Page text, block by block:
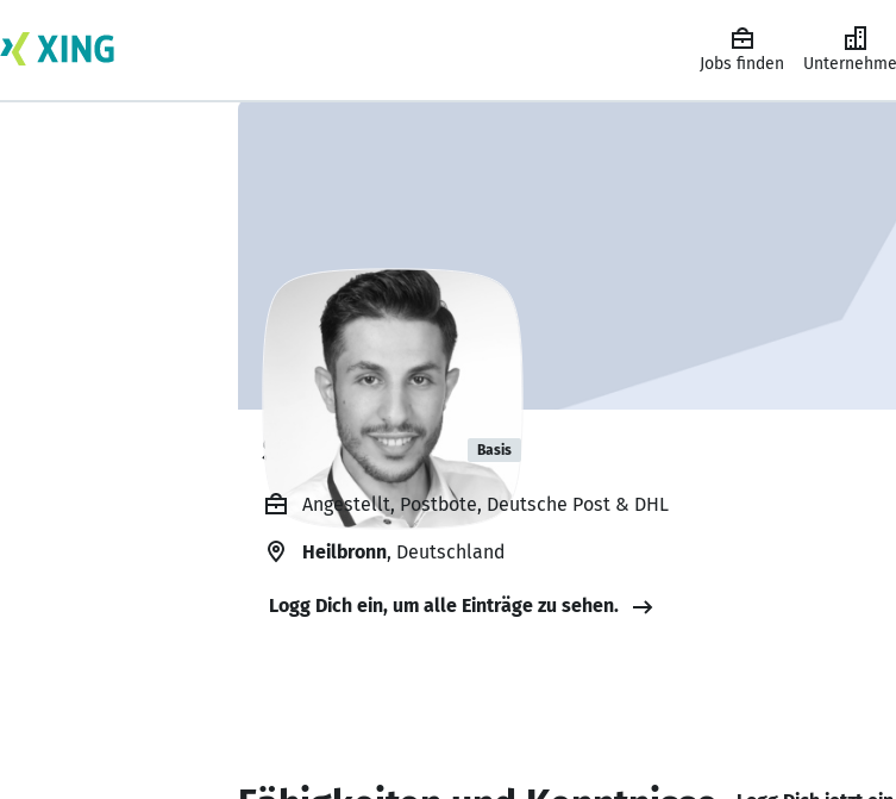
Jobs finden
Somar Alblat Basis
Angestellt, Postbote, Deutsche Post & DHL
Heilbronn, Deutschland
Logg Dich ein, um alle Einträge zu sehen.